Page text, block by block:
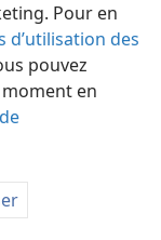
Pour en
d’utilisation des
pouvez
en